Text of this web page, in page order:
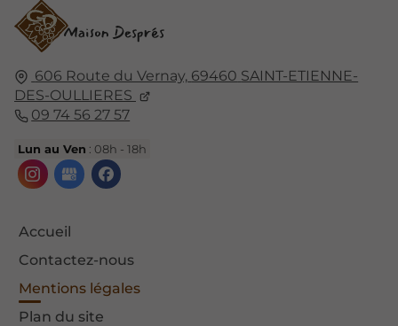
606 Route du Vernay, 69460 SAINT-ETIENNE-
DES-OULLIERES
09 74 56 27 57
Lun au Ven : 08h - 18h
Accueil
Contactez-nous
Mentions légales
Plan du site